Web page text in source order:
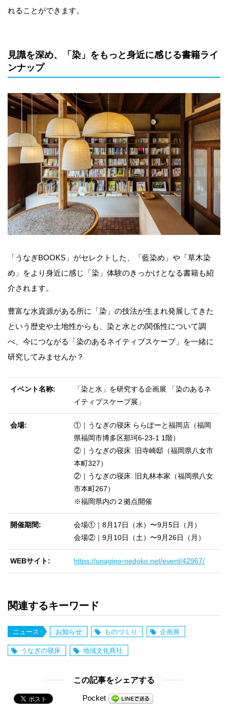
れることができます。
見識を深め、「染」をもっと身近に感じる書籍ライ
ンナップ
「うなぎBOOKS」がセレクトした、「藍染め」や「草木染
め」をより身近に感じ「染」体験のきっかけとなる書籍も紹
介されます。
豊富な水資源がある所に「染」の技法が生まれ発展してきた
という歴史や土地性からも、染と水との関係性について調
べ、今につながる「染のあるネイティブスケープ」を一緒に
研究してみませんか？
イベント名称
「染と水」を研究する企画展 「染のあるネ
イティブスケープ展」
会場
①｜うなぎの寝床 ららぽーと福岡店（福岡
県福岡市博多区那珂6-23-1 1階）
②｜うなぎの寝床 旧寺崎邸（福岡県⼋⼥市
本町327）
②｜うなぎの寝床 旧丸林本家（福岡県八女
市本町267）
※福岡県内の２拠点開催
開催期間
会場①｜8⽉17⽇（⽔）〜9⽉5⽇（⽉）
会場②｜9⽉10⽇（⼟）〜9⽉26⽇（⽉）
WEBサイト https://unagino-nedoko.net/event/42967/
関連するキーワード
ニュース お知らせ ものづくり 企画展
うなぎの寝床 地域文化商社
この記事をシェアする
Pocket